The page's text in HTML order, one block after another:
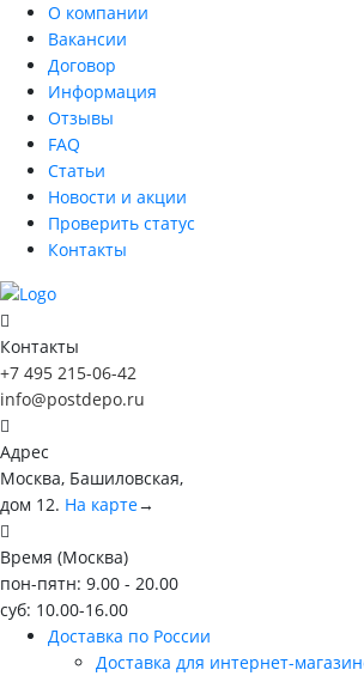
О компании
Вакансии
Договор
Информация
Отзывы
FAQ
Статьи
Новости и акции
Проверить статус
Контакты
Контакты
+7 495 215-06-42
info@postdepo.ru
Адрес
Москва, Башиловская,
дом 12. На карте→
Время (Москва)
пон-пятн: 9.00 - 20.00
суб: 10.00-16.00
Доставка по России
Доставка для интернет-